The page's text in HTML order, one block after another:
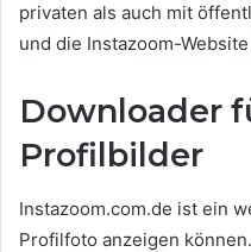
privaten als auch mit
und die Instazoom-
Downloader
Profilbilder
Instazoom.com.de ist ein
Profilfoto anzeigen